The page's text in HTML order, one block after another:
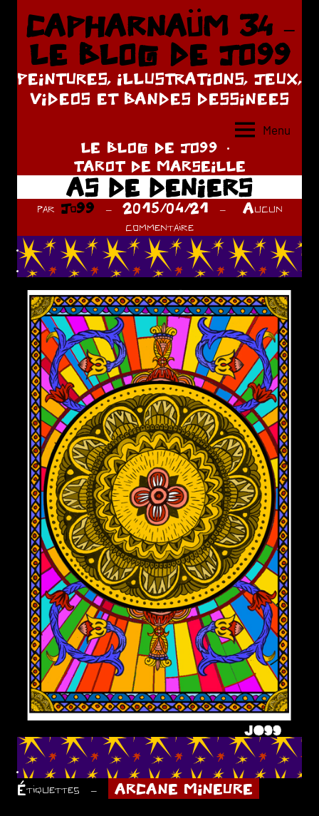
Aller
contenu
CAPHARNAÜM 34 –
LE BLOG DE JO99
PEINTURES, ILLUSTRATIONS, JEUX,
VIDEOS ET BANDES DESSINEES
Menu
LE BLOG DE JO99
TAROT DE MARSEILLE
AS DE DENIERS
par Jo99 2015/04/21
Aucun
commentaire
.
.
.
Étiquettes ARCANE MINEURE